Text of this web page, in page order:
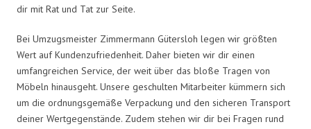
dir mit Rat und Tat zur Seite.
Bei Umzugsmeister Zimmermann Gütersloh legen wir größten
Wert auf Kundenzufriedenheit. Daher bieten wir dir einen
umfangreichen Service, der weit über das bloße Tragen von
Möbeln hinausgeht. Unsere geschulten Mitarbeiter kümmern sich
um die ordnungsgemäße Verpackung und den sicheren Transport
deiner Wertgegenstände. Zudem stehen wir dir bei Fragen rund